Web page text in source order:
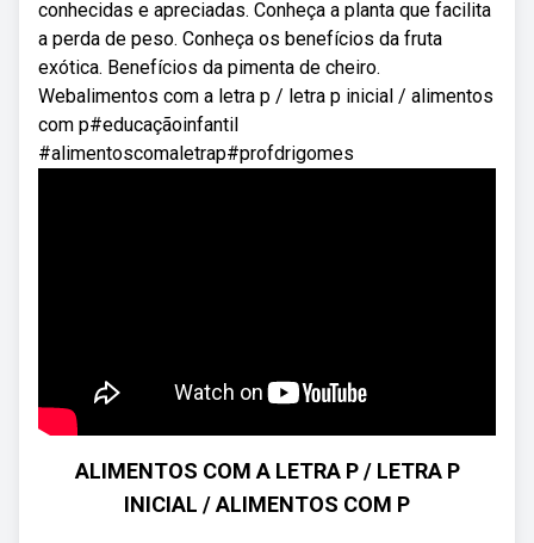
conhecidas e apreciadas. Conheça a planta que facilita
a perda de peso. Conheça os benefícios da fruta
exótica. Benefícios da pimenta de cheiro.
Webalimentos com a letra p / letra p inicial / alimentos
com p#educaçãoinfantil
#alimentoscomaletrap#profdrigomes
ALIMENTOS COM A LETRA P / LETRA P
INICIAL / ALIMENTOS COM P